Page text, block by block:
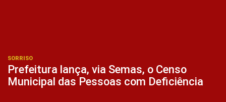
SORRISO
Prefeitura lança, via Semas, o Censo
Municipal das Pessoas com Deficiência